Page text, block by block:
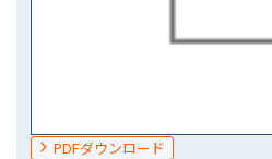
PDFダウンロード